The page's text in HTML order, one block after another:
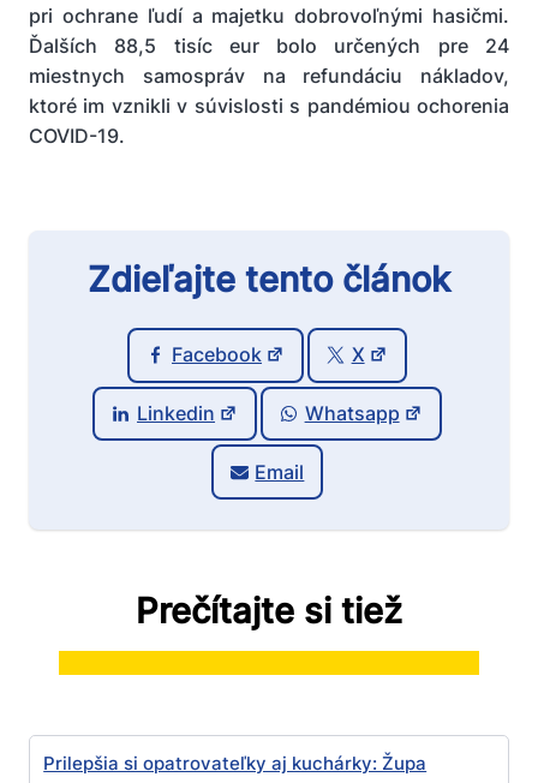
pri ochrane ľudí a majetku dobrovoľnými hasičmi.
Ďalších 88,5 tisíc eur bolo určených pre 24
miestnych samospráv na refundáciu nákladov,
ktoré im vznikli v súvislosti s pandémiou ochorenia
COVID-19.
Zdieľajte tento článok
Facebook X
Linkedin Whatsapp
Email
Prečítajte si tiež
Prilepšia si opatrovateľky aj kuchárky: Župa